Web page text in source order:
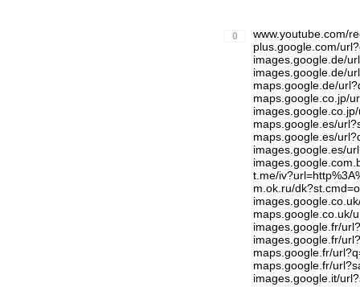
0
www.youtube.com/
plus.google.com/
images.google.de/
images.google.de/
maps.google.de/
maps.google.co.jp/
maps.google.es/
maps.google.es/
images.google.es/
t.me/
m.ok.ru/
maps.google.co.uk/
images.google.fr/
images.google.fr/
maps.google.fr/
maps.google.fr/
images.google.it/